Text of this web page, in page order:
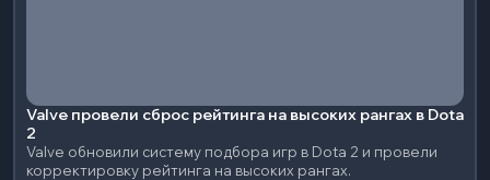
Valve провели сброс рейтинга на высоких рангах в Dota
2
Valve обновили систему подбора игр в Dota 2 и провели
корректировку рейтинга на высоких рангах.